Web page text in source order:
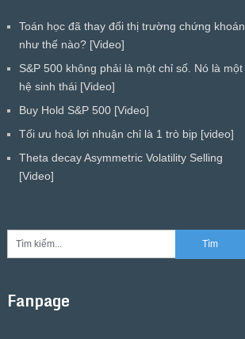
Toán học đã thay đổi thị trường chứng khoán
như thế nào? [Video]
S&P 500 không phải là một chỉ số. Nó là một
hệ sinh thái [Video]
Buy Hold S&P 500 [Video]
Tối ưu hoá lợi nhuận chỉ là 1 trò bịp [video]
Theta decay Asymmetric Volatility Selling
[Video]
Fanpage